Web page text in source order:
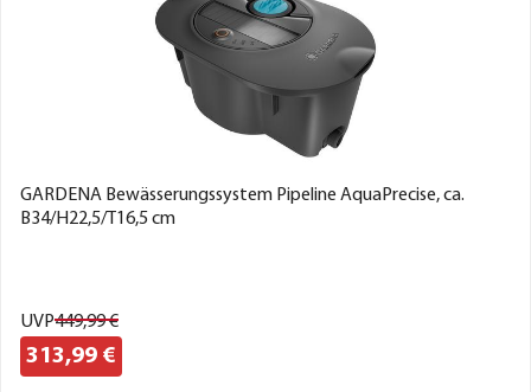
GARDENA Bewässerungssystem Pipeline AquaPrecise, ca.
B34/H22,5/T16,5 cm
UVP449,99€
313,99 €